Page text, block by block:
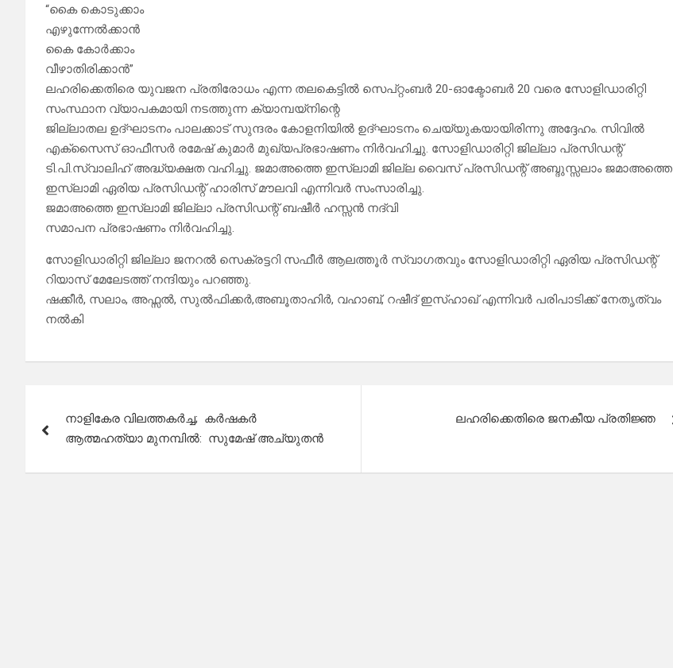
“കൈ കൊടുക്കാം
എഴുന്നേൽക്കാൻ
കൈ കോർക്കാം
വീഴാതിരിക്കാൻ”
ലഹരിക്കെതിരെ യുവജന പ്രതിരോധം എന്ന തലകെട്ടിൽ സെപ്റ്റംബർ 20-ഓക്ടോബർ 20 വരെ സോളിഡാരിറ്റി
സംസ്ഥാന വ്യാപകമായി നടത്തുന്ന ക്യാമ്പയ്നിന്റെ
ജില്ലാതല ഉദ്ഘാടനം പാലക്കാട് സുന്ദരം കോളനിയിൽ ഉദ്ഘാടനം ചെയ്യുകയായിരിന്നു അദ്ദേഹം. സിവിൽ
എക്സൈസ് ഓഫീസർ രമേഷ് കുമാർ മുഖ്യപ്രഭാഷണം നിർവഹിച്ചു. സോളിഡാരിറ്റി ജില്ലാ പ്രസിഡന്റ്
ടി.പി.സ്വാലിഹ് അദ്ധ്യക്ഷത വഹിച്ചു. ജമാഅത്തെ ഇസ്ലാമി ജില്ല വൈസ് പ്രസിഡന്റ് അബ്ദുസ്സലാം ജമാഅത്തെ
ഇസ്ലാമി ഏരിയ പ്രസിഡന്റ് ഹാരിസ് മൗലവി എന്നിവർ സംസാരിച്ചു.
ജമാഅത്തെ ഇസ്ലാമി ജില്ലാ പ്രസിഡന്റ് ബഷീർ ഹസ്സൻ നദ്‌വി
സമാപന പ്രഭാഷണം നിർവഹിച്ചു.
സോളിഡാരിറ്റി ജില്ലാ ജനറൽ സെക്രട്ടറി സഫീർ ആലത്തൂർ സ്വാഗതവും സോളിഡാരിറ്റി ഏരിയ പ്രസിഡന്റ്
റിയാസ് മേലേടത്ത് നന്ദിയും പറഞ്ഞു.
ഷക്കീർ, സലാം, അഫ്സൽ, സുൽഫിക്കർ,അബൂതാഹിർ, വഹാബ്, റഷീദ് ഇസ്ഹാഖ് എന്നിവർ പരിപാടിക്ക് നേതൃത്വം
നൽകി
navigation
നാളികേര വിലത്തകർച്ച; കർഷകർ
ആത്മഹത്യാ മുനമ്പിൽ: സുമേഷ് അച്യുതൻ
ലഹരിക്കെതിരെ ജനകീയ പ്രതിജ്ഞ